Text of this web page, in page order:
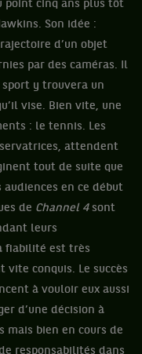
point cinq ans plus tôt
Son idée :
d’un objet
par des caméras. Il
y trouvera un
vise. Bien vite, une
: le tennis. Les
attendent
tout de suite que
en ce début
de Channel 4sont
leurs
fiabilité est très
conquis. Le succès
à vouloir eux aussi
d’une décision à
bien en cours de
responsabilités dans